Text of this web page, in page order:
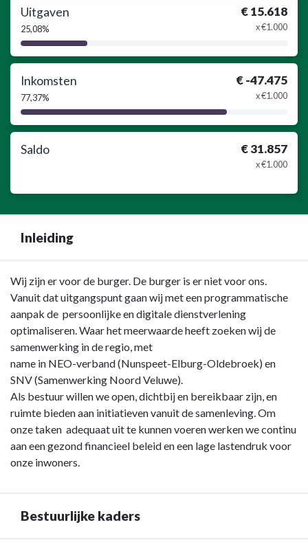
Uitgaven
25,08%
€ 15.618
x €1.000
25,08%
Inkomsten
77,37%
€ -47.475
x €1.000
77,37%
Saldo € 31.857
x €1.000
Inleiding
Terug
naar
navigatie
Programma
Bestuur
ondersteuning
Inleiding
Wij zijn er voor de burger. De burger is er niet voor ons.
Vanuit dat uitgangspunt gaan wij met een programmatische
aanpak de persoonlijke en digitale dienstverlening
optimaliseren. Waar het meerwaarde heeft zoeken wij de
samenwerking in de regio, met
name in NEO-verband (Nunspeet-Elburg-Oldebroek) en
SNV (Samenwerking Noord Veluwe).
Als bestuur willen we open, dichtbij en bereikbaar zijn, en
ruimte bieden aan initiatieven vanuit de samenleving. Om
onze taken adequaat uit te kunnen voeren werken we continu
aan een gezond financieel beleid en een lage lastendruk voor
onze inwoners.
Bestuurlijke kaders